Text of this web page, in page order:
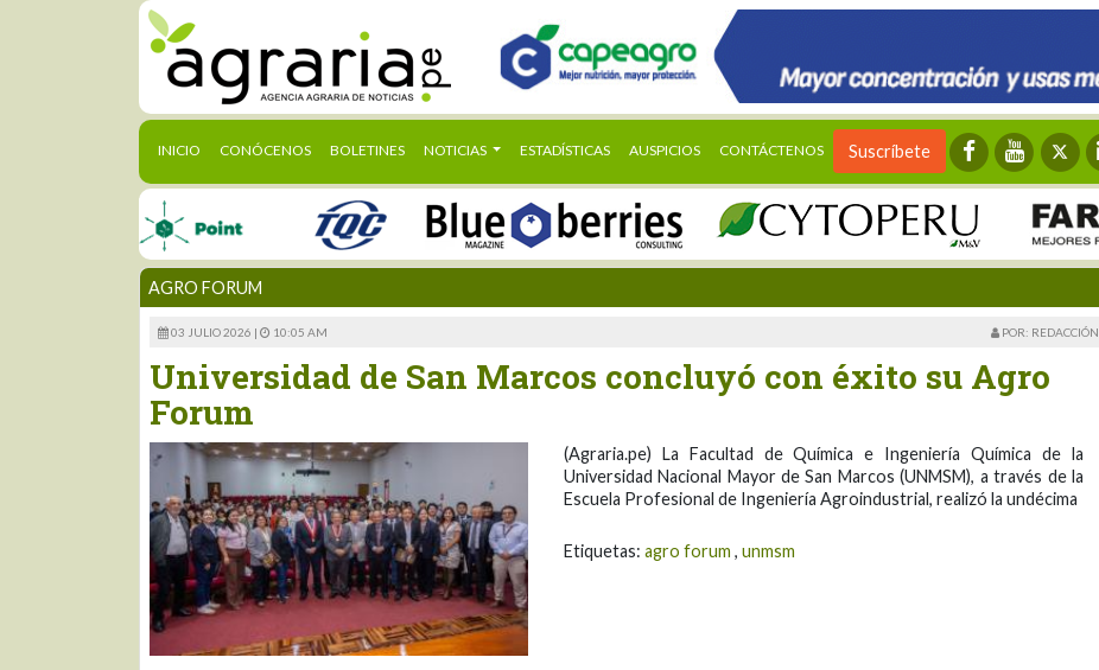
INICIO (CURRENT)
CONÓCENOS BOLETINES NOTICIAS ESTADÍSTICAS AUSPICIOS CONTÁCTENOS Suscríbete
AGRO FORUM
03 JULIO 2026 | 10:05 AM POR: REDACCIÓN
Universidad de San Marcos concluyó con éxito su Agro
Forum
(Agraria.pe) La Facultad de Química e Ingeniería Química de la
Universidad Nacional Mayor de San Marcos (UNMSM), a través de la
Escuela Profesional de Ingeniería Agroindustrial, realizó la undécima
Etiquetas: agro forum , unmsm